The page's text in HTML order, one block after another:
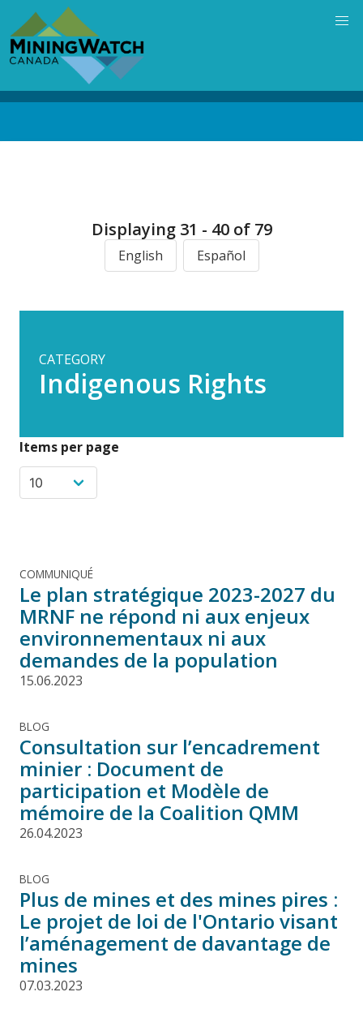
main
content
Displaying 31 - 40 of 79
English Español
CATEGORY
Indigenous Rights
Items per page
COMMUNIQUÉ
Le plan stratégique 2023-2027 du
MRNF ne répond ni aux enjeux
environnementaux ni aux
demandes de la population
15.06.2023
BLOG
Consultation sur l’encadrement
minier : Document de
participation et Modèle de
mémoire de la Coalition QMM
26.04.2023
BLOG
Plus de mines et des mines pires :
Le projet de loi de l'Ontario visant
l’aménagement de davantage de
mines
07.03.2023